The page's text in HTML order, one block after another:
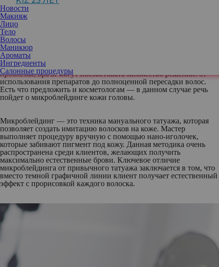
Новости
Макияж
Лицо
Тело
Волосы
Маникюр
Ароматы
Ингредиенты
Салонные процедуры
обществе принято считать, что от облысения чаще всего
страдают мужчины, трихологи и ученые убеждают в обратном.
Согласно статистике, в той или иной форме от этого недуга
страдает до 40% женщин.
Поскольку эта проблема действительно очень распространена
среди обоих полов, в мире появляется все больше решений для
борьбы с облысением. В зависимости от степени и стадии
проблемы, врачи могут посоветовать множество решений: от
использования препаратов до полноценной пересадки волос.
Есть что предложить и косметологам — в данном случае речь
пойдет о микроблейдинге кожи головы.
Микроблейдинг — это техника мануального татуажа, которая
позволяет создать имитацию волосков на коже. Мастер
выполняет процедуру вручную с помощью нано-иголочек,
которые забивают пигмент под кожу. Данная методика очень
распространена среди клиентов, желающих получить
максимально естественные брови. Ключевое отличие
микроблейдинга от привычного татуажа заключается в том, что
вместо темной графичной линии клиент получает естественный
эффект с прорисовкой каждого волоска.